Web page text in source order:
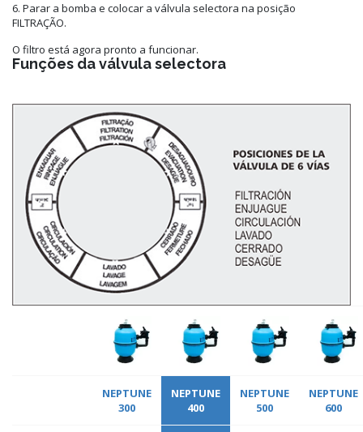
6. Parar a bomba e colocar a válvula selectora na posição
FILTRAÇÃO.
O filtro está agora pronto a funcionar.
Funções da válvula selectora
NEPTUNE
300
NEPTUNE
400
NEPTUNE
500
NEPTUNE
600